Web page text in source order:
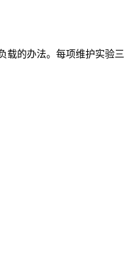
载的办法。每项维护实验三